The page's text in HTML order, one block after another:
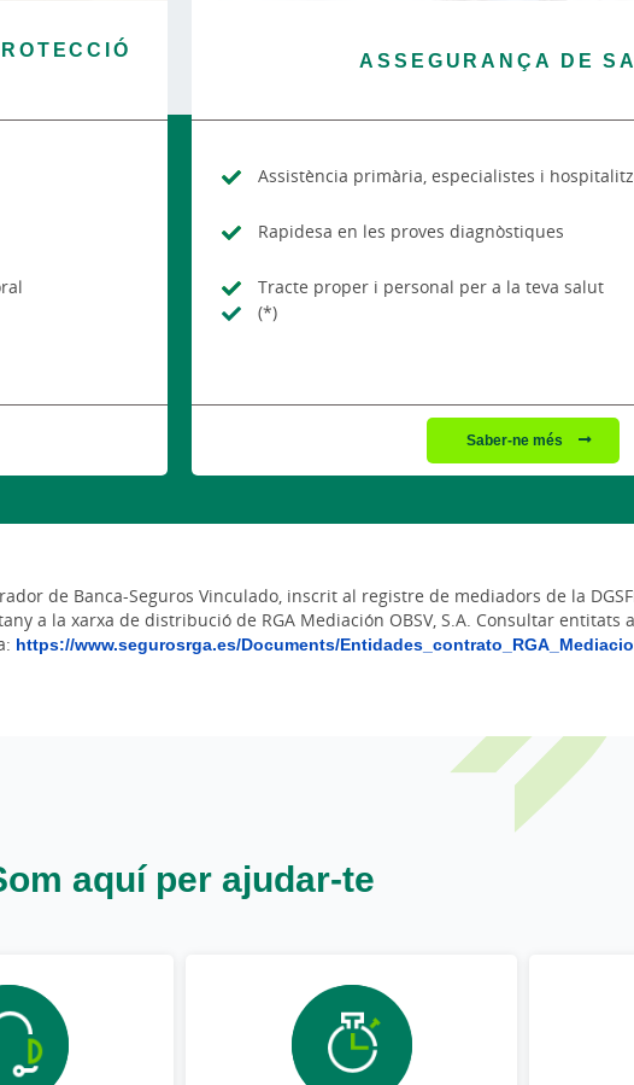
ASSEGURANÇA DE
Assistència primària, especialistes i
Rapidesa en les proves diagnòstiques
Tracte proper i personal per a la teva salut
(*)
Saber-ne més
de Banca-Seguros Vinculado, inscrit al registre de mediadors de la
a la xarxa de distribució de RGA Mediación OBSV, S.A. Consultar entitats
https://www.segurosrga.es/Documents/
aquí per ajudar-te